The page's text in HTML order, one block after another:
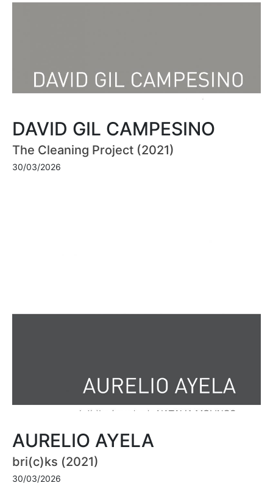
DAVID GIL CAMPESINO
The Cleaning Project (2021)
30/03/2026
AURELIO AYELA
bri(c)ks (2021)
30/03/2026